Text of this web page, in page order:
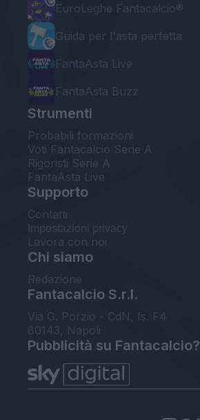
EuroLeghe Fantacalcio®
Guida per l'asta perfetta
FantaAsta Live
FantaAsta Buzz
Strumenti
Probabili formazioni
Voti Fantacalcio Serie A
Rigoristi Serie A
FantaAsta Live
Supporto
Contatti
Impostazioni privacy
Lavora con noi
Chi siamo
Redazione
Fantacalcio S.r.l.
Via G. Porzio - CdN, Is. F4
80143, Napoli
Pubblicità su Fantacalcio?